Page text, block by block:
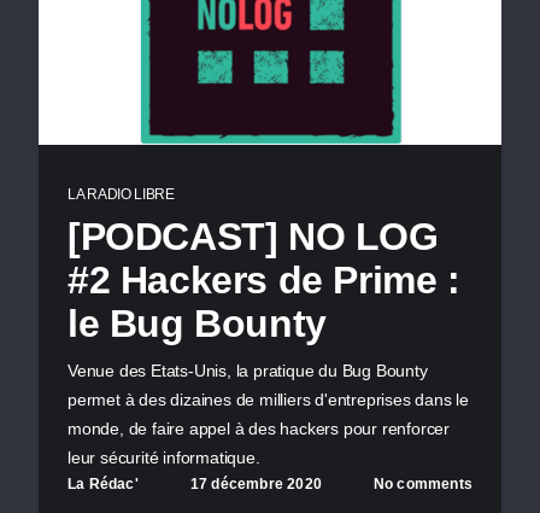
LA RADIO LIBRE
[PODCAST] NO LOG
#2 Hackers de Prime :
le Bug Bounty
Venue des Etats-Unis, la pratique du Bug Bounty
permet à des dizaines de milliers d'entreprises dans le
monde, de faire appel à des hackers pour renforcer
leur sécurité informatique.
La Rédac' 17 décembre 2020 No comments